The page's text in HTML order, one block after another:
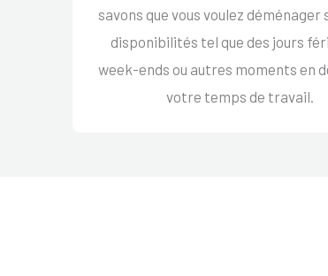
savons que vous voulez déménager
disponibilités tel que des jours
week-ends ou autres moments en
votre temps de travail.